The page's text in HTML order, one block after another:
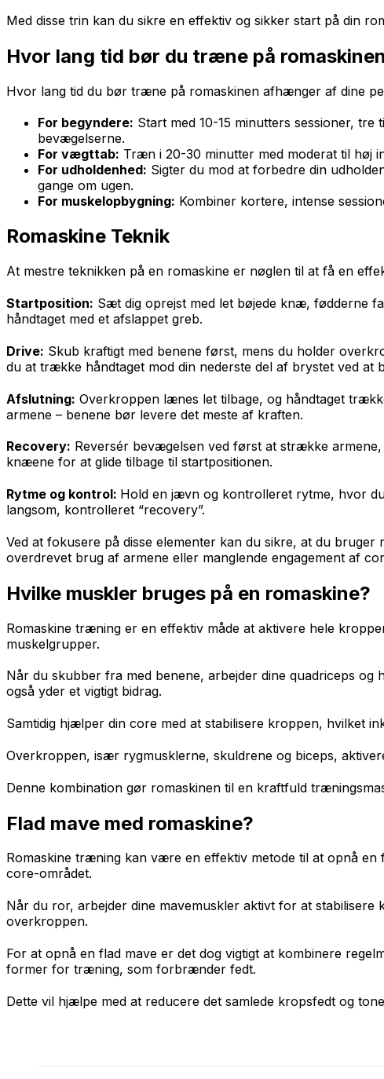
Med disse trin kan du sikre en effektiv og sikker start på din
Hvor lang tid bør du træne på
Hvor lang tid du bør træne på romaskinen afhænger af dine
For begyndere: Start med 10-15 minutters sessioner,
bevægelserne.
For vægttab: Træn i 20-30 minutter med moderat til høj
For udholdenhed: Sigter du mod at forbedre din
gange om ugen.
For muskelopbygning: Kombiner kortere, intense
Romaskine Teknik
At mestre teknikken på en romaskine er nøglen til at få en
Startposition: Sæt dig oprejst med let bøjede knæ, fødderne
håndtaget med et afslappet greb.
Drive: Skub kraftigt med benene først, mens du holder
du at trække håndtaget mod din nederste del af brystet ved at
Afslutning: Overkroppen lænes let tilbage, og håndtaget
armene – benene bør levere det meste af kraften.
Recovery: Reversér bevægelsen ved først at strække
knæene for at glide tilbage til startpositionen.
Rytme og kontrol: Hold en jævn og kontrolleret rytme, hvor
langsom, kontrolleret “recovery”.
Ved at fokusere på disse elementer kan du sikre, at du
overdrevet brug af armene eller manglende engagement af
Hvilke muskler bruges på en romaskine?
Romaskine træning er en effektiv måde at aktivere hele
muskelgrupper.
Når du skubber fra med benene, arbejder dine quadriceps og
også yder et vigtigt bidrag.
Samtidig hjælper din core med at stabilisere kroppen, hvilket
Overkroppen, især rygmusklerne, skuldrene og biceps,
Denne kombination gør romaskinen til en kraftfuld
Flad mave med romaskine?
Romaskine træning kan være en effektiv metode til at opnå
core-området.
Når du ror, arbejder dine mavemuskler aktivt for at
overkroppen.
For at opnå en flad mave er det dog vigtigt at kombinere
former for træning, som forbrænder fedt.
Dette vil hjælpe med at reducere det samlede kropsfedt og